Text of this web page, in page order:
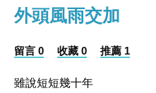
外頭風雨交加
留言 0 收藏 0 推薦 1
雖說短短幾十年